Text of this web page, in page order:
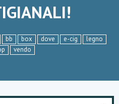
bb box dove e-cig
legno
vendo